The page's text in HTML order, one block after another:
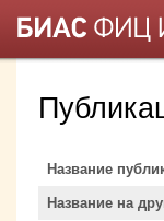
Название
Название на